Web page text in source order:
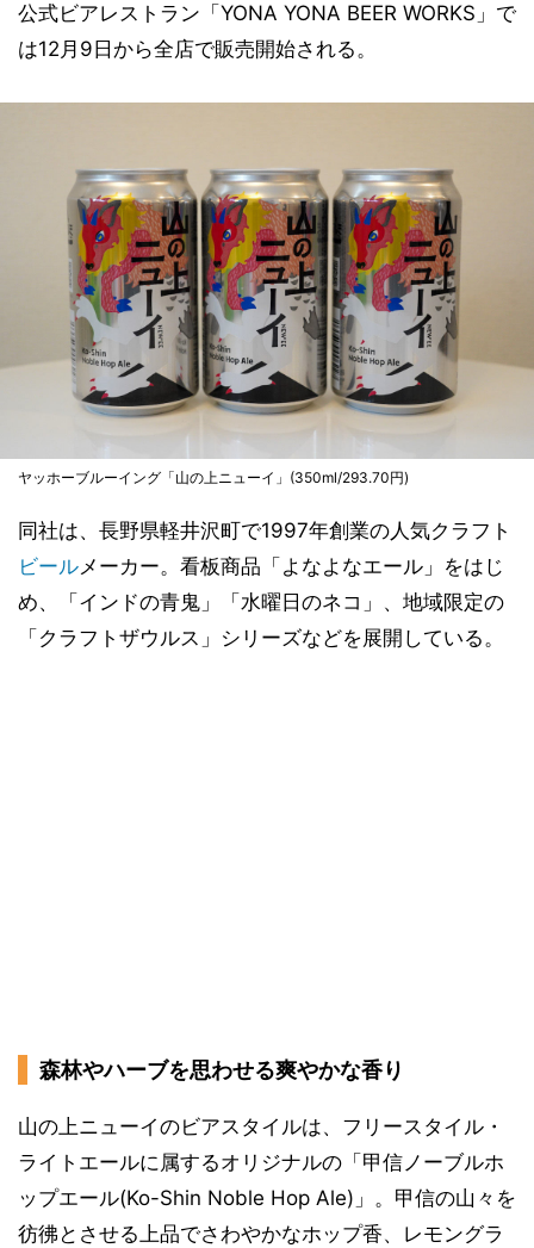
公式ビアレストラン「YONA YONA BEER WORKS」で
は12月9日から全店で販売開始される。
ヤッホーブルーイング「山の上ニューイ」(350ml/293.70円)
同社は、長野県軽井沢町で1997年創業の人気クラフト
ビールメーカー。看板商品「よなよなエール」をはじ
め、「インドの青鬼」「水曜日のネコ」、地域限定の
「クラフトザウルス」シリーズなどを展開している。
森林やハーブを思わせる爽やかな香り
山の上ニューイのビアスタイルは、フリースタイル・
ライトエールに属するオリジナルの「甲信ノーブルホ
ップエール(Ko-Shin Noble Hop Ale)」。甲信の山々を
彷彿とさせる上品でさわやかなホップ香、レモングラ